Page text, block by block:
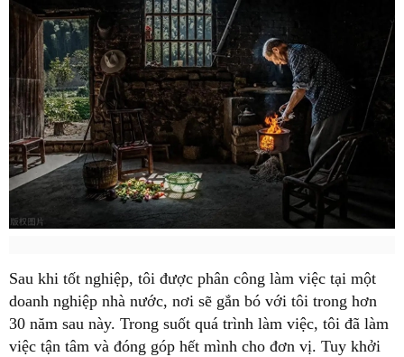
Sau khi tốt nghiệp, tôi được phân công làm việc tại một
doanh nghiệp nhà nước, nơi sẽ gắn bó với tôi trong hơn
30 năm sau này. Trong suốt quá trình làm việc, tôi đã làm
việc tận tâm và đóng góp hết mình cho đơn vị. Tuy khởi